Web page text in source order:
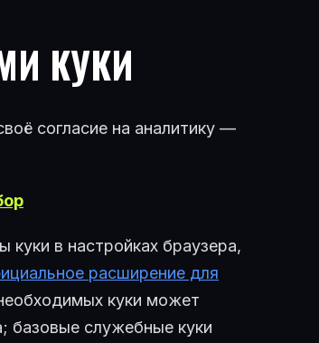
КУКИ
согласие на аналитику —
в настройках браузера,
расширение для
куки может
базовые служебные куки